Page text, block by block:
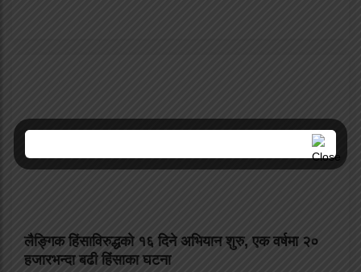
लैङ्गिक हिंसाविरुद्धको १६ दिने अभियान शुरु, एक वर्षमा २०
हजारभन्दा बढी हिंसाका घटना